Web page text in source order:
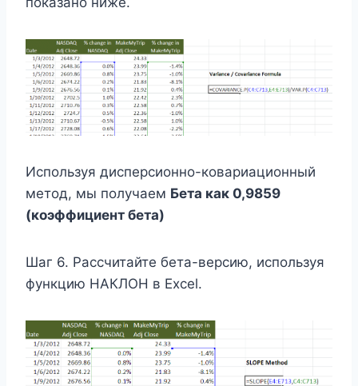
Используя дисперсионно-ковариационный
метод, мы получаем Бета как 0,9859
(коэффициент бета)
Шаг 6. Рассчитайте бета-версию, используя
функцию НАКЛОН в Excel.